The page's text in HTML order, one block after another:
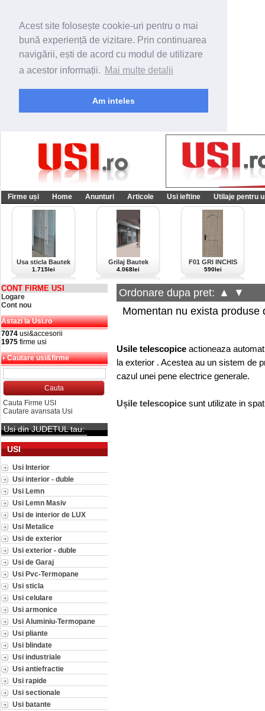
Acest site folosește cookie-uri pentru o mai
bună experiență de vizitare. Prin continuarea
navigării, ești de acord cu modul de utilizare
a acestor informații. Mai multe detalii
Am inteles
Firme uși Home Anunturi Articole Usi ieftine Utilaje pentru
Usa sticla Bautek
1.715lei
Grilaj Bautek
4.068lei
F01 GRI INCHIS
590lei
CONT FIRME USI
Logare
Cont nou
Astazi la Usi.ro
7074 usi&accesorii
1975 firme usi
Cautare usi&firme
Cauta Firme USI
Cautare avansata Usi
Usi din JUDETUL tau:
USI
Usi Interior
Usi interior - duble
Usi Lemn
Usi Lemn Masiv
Usi de interior de LUX
Usi Metalice
Usi de exterior
Usi exterior - duble
Usi de Garaj
Usi Pvc-Termopane
Usi sticla
Usi celulare
Usi armonice
Usi Aluminiu-Termopane
Usi pliante
Usi blindate
Usi industriale
Usi antiefractie
Usi rapide
Usi sectionale
Usi batante
Ordonare dupa pret: ▲
▼
Momentan nu exista produse
Usile telescopice actioneaza
la exterior . Acestea au un sistem de
cazul unei pene electrice generale.
Ușile telescopice sunt utilizate in